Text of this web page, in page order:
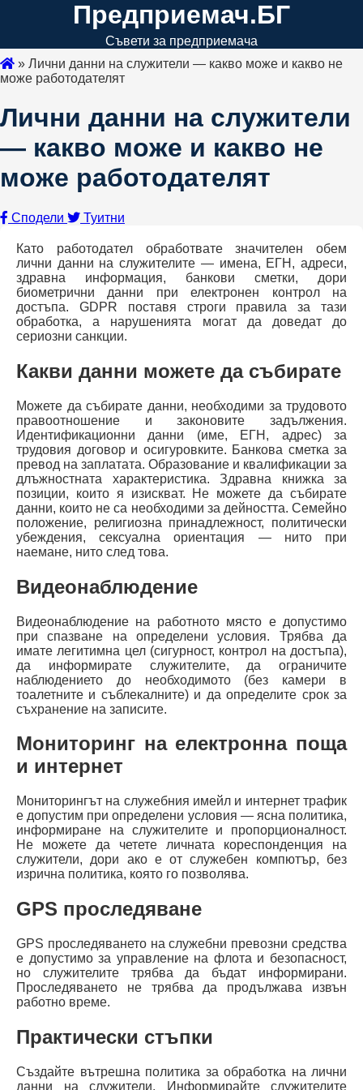
Предприемач.БГ
Съвети за предприемача
» Лични данни на служители — какво може и какво не
може работодателят
Лични данни на служители
— какво може и какво не
може работодателят
Сподели Туитни
Като работодател обработвате значителен обем
лични данни на служителите — имена, ЕГН, адреси,
здравна информация, банкови сметки, дори
биометрични данни при електронен контрол на
достъпа. GDPR поставя строги правила за тази
обработка, а нарушенията могат да доведат до
сериозни санкции.
Какви данни можете да събирате
Можете да събирате данни, необходими за трудовото
правоотношение и законовите задължения.
Идентификационни данни (име, ЕГН, адрес) за
трудовия договор и осигуровките. Банкова сметка за
превод на заплатата. Образование и квалификации за
длъжностната характеристика. Здравна книжка за
позиции, които я изискват. Не можете да събирате
данни, които не са необходими за дейността. Семейно
положение, религиозна принадлежност, политически
убеждения, сексуална ориентация — нито при
наемане, нито след това.
Видеонаблюдение
Видеонаблюдение на работното място е допустимо
при спазване на определени условия. Трябва да
имате легитимна цел (сигурност, контрол на достъпа),
да информирате служителите, да ограничите
наблюдението до необходимото (без камери в
тоалетните и съблекалните) и да определите срок за
съхранение на записите.
Мониторинг на електронна поща
и интернет
Мониторингът на служебния имейл и интернет трафик
е допустим при определени условия — ясна политика,
информиране на служителите и пропорционалност.
Не можете да четете личната кореспонденция на
служители, дори ако е от служебен компютър, без
изрична политика, която го позволява.
GPS проследяване
GPS проследяването на служебни превозни средства
е допустимо за управление на флота и безопасност,
но служителите трябва да бъдат информирани.
Проследяването не трябва да продължава извън
работно време.
Практически стъпки
Създайте вътрешна политика за обработка на лични
данни на служители. Информирайте служителите